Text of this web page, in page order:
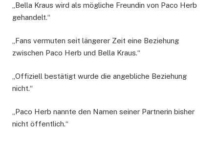
„Bella Kraus wird als mögliche Freundin von Paco Herb
gehandelt.“
„Fans vermuten seit längerer Zeit eine Beziehung
zwischen Paco Herb und Bella Kraus.“
„Offiziell bestätigt wurde die angebliche Beziehung
nicht.“
„Paco Herb nannte den Namen seiner Partnerin bisher
nicht öffentlich.“